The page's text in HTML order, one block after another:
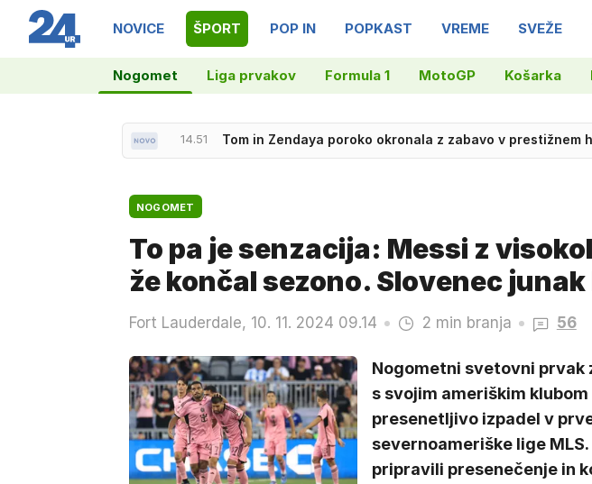
NOVICE ŠPORT POP IN POPKAST VREME SVEŽE
Nogomet Liga prvakov Formula 1 MotoGP Košarka
14.15 Med kontrolo tovornjaka zasegli več kot 170 kilogramov
NOGOMET
To pa je senzacija: Messi z
že končal sezono. Slovenec junak
Fort Lauderdale, 10. 11. 2024 09.14 2 min branja 56
Nogometni svetovni prvak
s svojim ameriškim
presenetljivo izpadel v
severnoameriške lige
pripravili presenečenje in